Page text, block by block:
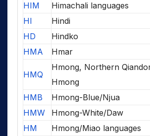
HIM
Himachali languages
HI
Hindi
HD
Hindko
HMA
Hmar
HMQ
Hmong, Northern
Hmong
HMB
Hmong-Blue/Njua
HMW
Hmong-White/Daw
HM
Hmong/Miao languages